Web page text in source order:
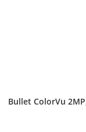
Bullet ColorVu